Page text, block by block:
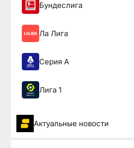
Бундеслига
Ла Лига
Серия А
Лига 1
Актуальные новости